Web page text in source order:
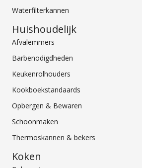
Waterfilterkannen
Huishoudelijk
Afvalemmers
Barbenodigdheden
Keukenrolhouders
Kookboekstandaards
Opbergen & Bewaren
Schoonmaken
Thermoskannen & bekers
Koken